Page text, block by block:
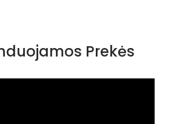
Prekės